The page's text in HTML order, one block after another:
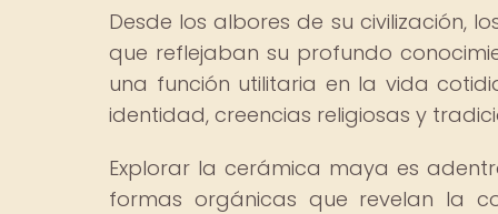
Desde los albores de su civilización,
que reflejaban su profundo
una función utilitaria en la vida
identidad, creencias religiosas y
Explorar la cerámica maya es
formas orgánicas que revelan la